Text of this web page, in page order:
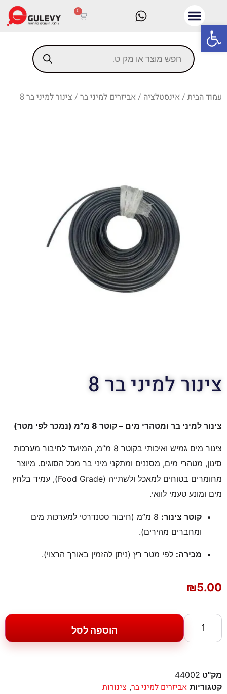
פתח סרגל נגישות
0
עמוד הבית / אינסטלציה / אביזרים למיני בר / צינור למיני בר 8
צינור למיני בר 8
צינור למיני בר ומטהרי מים – קוטר 8 מ”מ (נמכר לפי מטר)
צינור מים גמיש ואיכותי בקוטר 8 מ”מ, המיועד לחיבור מערכות
סינון, מטהרי מים, מסננים ומתקני מיני בר מכל הסוגים. מיוצר
מחומרים בטוחים למאכל ולשתייה (Food Grade), עמיד בלחץ
מים ומונע טעמי לוואי.
קוטר צינור:
8 מ”מ (חיבור סטנדרטי למערכות מים
ומחברים מהירים).
מכירה: לפי מטר רץ (ניתן להזמין באורך הרצוי).
₪5.00
הוספה לסל
מק"ט 44002
קטגוריות אביזרים למיני בר, צינורות